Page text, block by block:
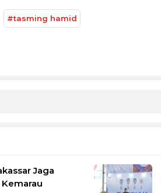
#tasming hamid
Jaga